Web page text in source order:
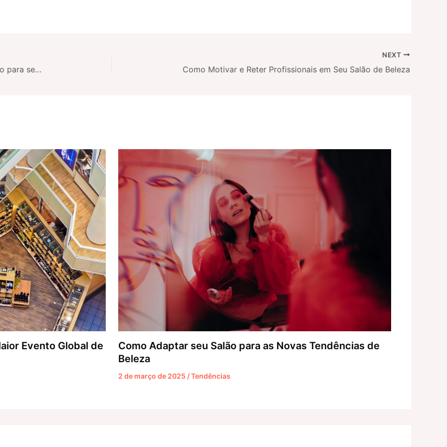
Como escolher o melhor sistema de agendamento para seu salão
NEXT
Como Motivar e Reter Profissionais em Seu Salão de Beleza
Evento Global de
Como Adaptar seu Salão para as Novas Tendências de
Beleza
2 de março de 2025 /Tendências